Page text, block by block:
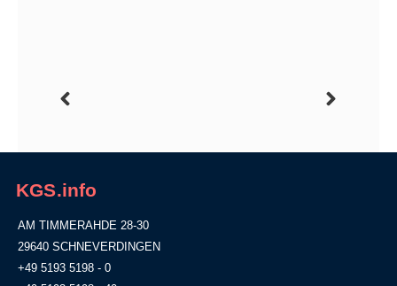
KGS.info
AM TIMMERAHDE 28-30
29640 SCHNEVERDINGEN
+49 5193 5198 - 0